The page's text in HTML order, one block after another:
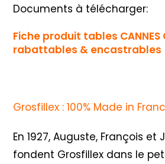
Documents à télécharger:
Fiche produit tables
rabattables & encastrables
Grosfillex : 100% Made in
En 1927, Auguste, François et
fondent Grosfillex dans le